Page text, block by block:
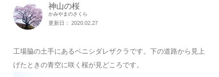
神山の桜
かみやまのさくら
更新日： 2020.02.27
工場脇の土手にあるベニシダレザクラです。下の道路から見上
げたときの青空に咲く桜が見どころです。